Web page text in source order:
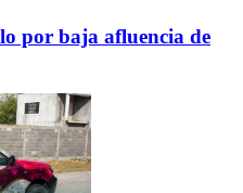
por baja afluencia de